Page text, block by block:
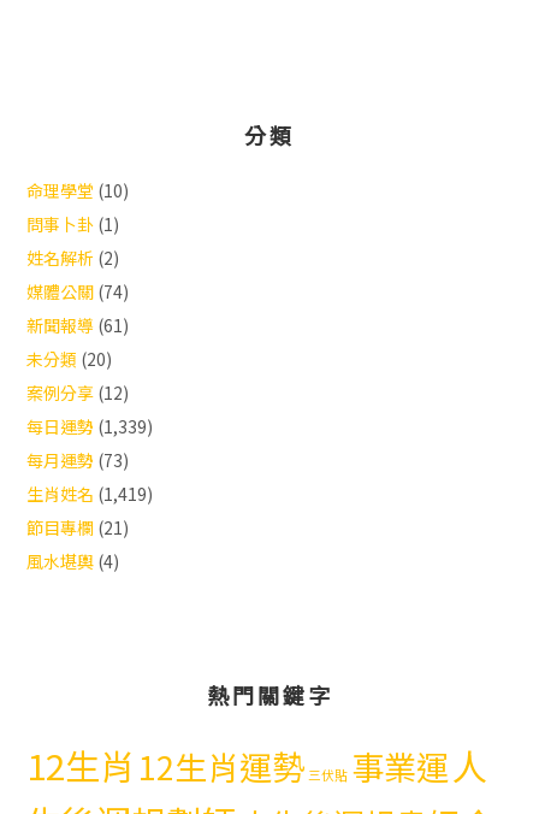
分類
命理學堂 (10)
問事卜卦 (1)
姓名解析 (2)
媒體公關 (74)
新聞報導 (61)
未分類 (20)
案例分享 (12)
每日運勢 (1,339)
每月運勢 (73)
生肖姓名 (1,419)
節目專欄 (21)
風水堪輿 (4)
熱門關鍵字
12生肖 12生肖運勢 三伏貼 事業運人